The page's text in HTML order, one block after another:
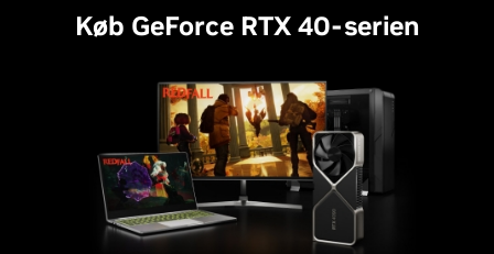
Køb GeForce RTX 40-serien